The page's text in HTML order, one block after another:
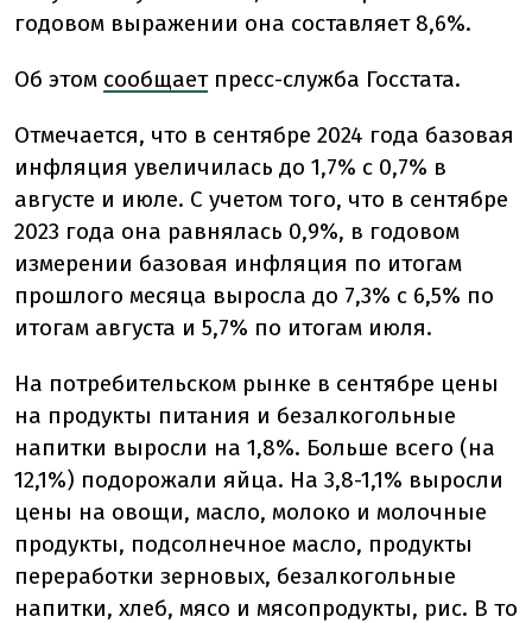
годовом выражении она составляет 8,6%.
Об этом сообщаетпресс-служба Госстата.
Отмечается, что в сентябре 2024 года базовая
инфляция увеличилась до 1,7% с 0,7% в
августе и июле. С учетом того, что в сентябре
2023 года она равнялась 0,9%, в годовом
измерении базовая инфляция по итогам
прошлого месяца выросла до 7,3% с 6,5% по
итогам августа и 5,7% по итогам июля.
На потребительском рынке в сентябре цены
на продукты питания и безалкогольные
напитки выросли на 1,8%. Больше всего (на
12,1%) подорожали яйца. На 3,8-1,1% выросли
цены на овощи, масло, молоко и молочные
продукты, подсолнечное масло, продукты
переработки зерновых, безалкогольные
напитки, хлеб, мясо и мясопродукты, рис. В то